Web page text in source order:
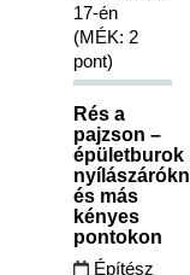
17-én
(MÉK: 2
pont)
Rés a
pajzson –
épületburok
és más
kényes
pontokon
Építész